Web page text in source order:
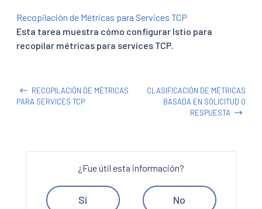
Recopilación de Métricas para Services TCP
Esta tarea muestra cómo configurar Istio para
recopilar métricas para services TCP.
RECOPILACIÓN DE MÉTRICAS
PARA SERVICES TCP
CLASIFICACIÓN DE MÉTRICAS
BASADA EN SOLICITUD O
RESPUESTA
¿Fue útil esta información?
Sí No